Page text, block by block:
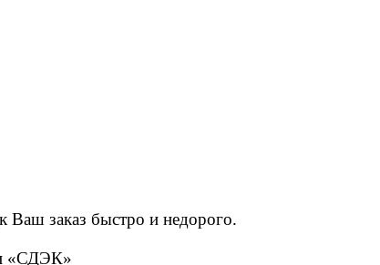
Ваш заказ быстро и недорого.
«СДЭК»